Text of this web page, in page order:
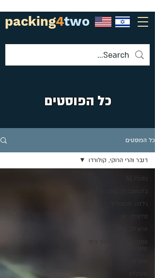
packing4two
כל הפוסטים
כל הפוסטים
All Posts
בלגואבגרד, בולגריה
גלזגו, סקוטלנד
סלוניקי, יוון
וורוצלב, פולין
עמק המעיינות ואזור בית
דנבר והרי הרוקי, קולורדו